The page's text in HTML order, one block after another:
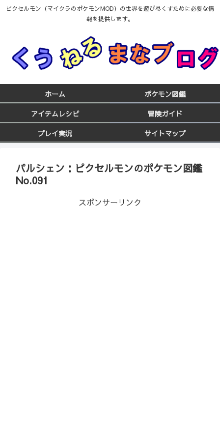
ピクセルモン（マイクラのポケモンMOD）の世界を遊び尽くすために必要な情
報を提供します。
ホーム
ポケモン図鑑
アイテムレシピ
冒険ガイド
プレイ実況
サイトマップ
パルシェン：ピクセルモンのポケモン図鑑
No.091
スポンサーリンク